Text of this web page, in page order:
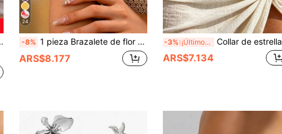
24
-8% 1 pieza Brazalete de flor de plumeria de metal de aleación multicolor, joyería de cadena de brazo floral punk, accesorio hecho a mano para fiesta de playa de verano para mujeres
ARS$8.177
-3% ¡Últimos 3 días Collar de estrella de mar y concha estilo vacaciones en la playa. Colgante de resina de color contrastante de moda con cadena delgada y cadena corporal.
ARS$7.134